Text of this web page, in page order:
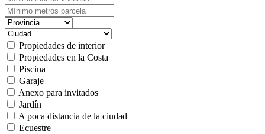
Propiedades de interior
Propiedades en la Costa
Piscina
Garaje
Anexo para invitados
Jardín
A poca distancia de la ciudad
Ecuestre